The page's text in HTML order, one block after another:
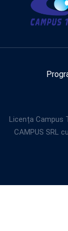
Licența Campus
CAMPUS SRL